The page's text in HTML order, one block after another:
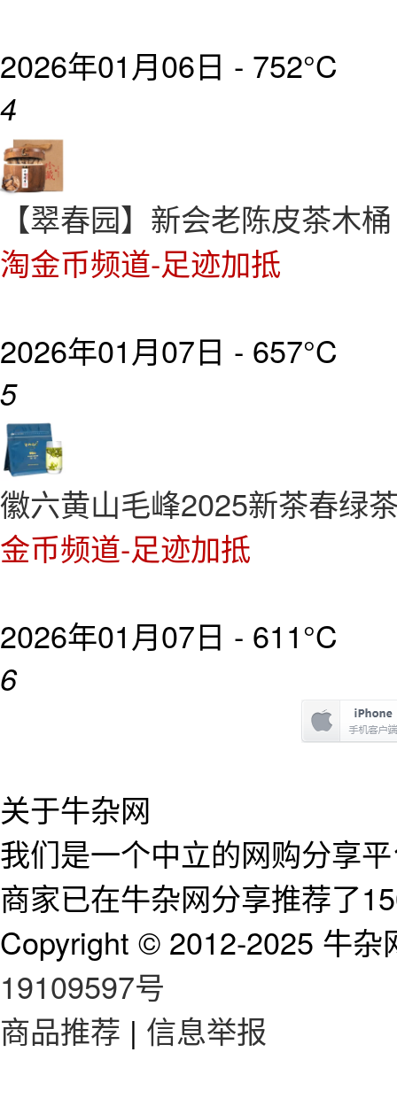
2026年01月06日 - 752°C
4
【翠春园】新会老陈皮茶木
淘金币频道-足迹加抵
2026年01月07日 - 657°C
5
徽六黄山毛峰2025新茶春绿
金币频道-足迹加抵
2026年01月07日 - 611°C
6
关于牛杂网
我们是一个中立的网购分享
商家已在牛杂网分享推荐了
Copyright © 2012-2025 牛
19109597号
商品推荐 | 信息举报